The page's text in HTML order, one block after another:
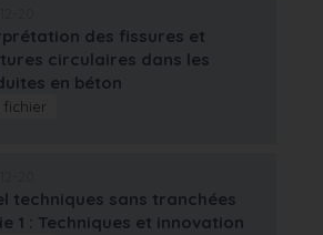
des fissures et
circulaires dans les
en béton
fichier
techniques sans tranchées
1 : Techniques et innovation